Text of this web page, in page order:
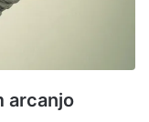
arcanjo